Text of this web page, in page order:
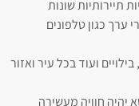
תיירותיות שונות
ערך כגון טלפונים
ועוד בכל עיר ואזור
יהיה חוויה מעשירה